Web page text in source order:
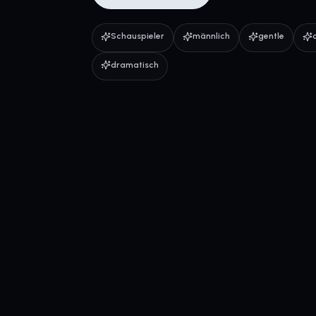
Schauspieler männlich gentle
dramatisch